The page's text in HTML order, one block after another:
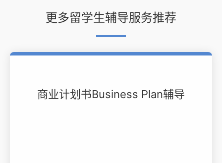
更多留学生辅导服务推荐
商业计划书Business Plan辅导